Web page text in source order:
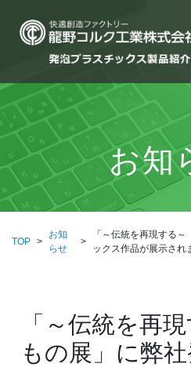
お知
TOP >
お知
らせ
>
「～伝統を再現する
ックス作品が展示され
「～伝統を再
もの展」に弊